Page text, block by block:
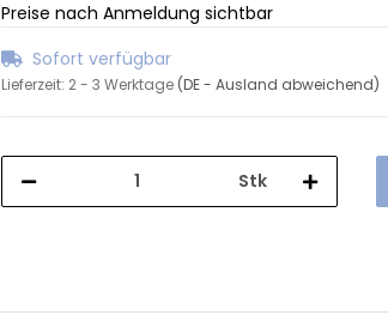
Preise nach Anmeldung sichtbar
Sofort verfügbar
Lieferzeit: 2 - 3 Werktage (DE - Ausland abweichend)
Stk